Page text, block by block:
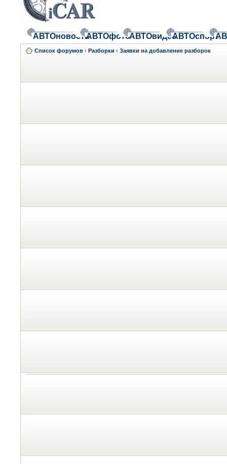
АВТОновостиАВТОфотоАВТОвидеоАВТОспорт
Список форумов ‹ Разборки ‹ Заявки на добавление разборок